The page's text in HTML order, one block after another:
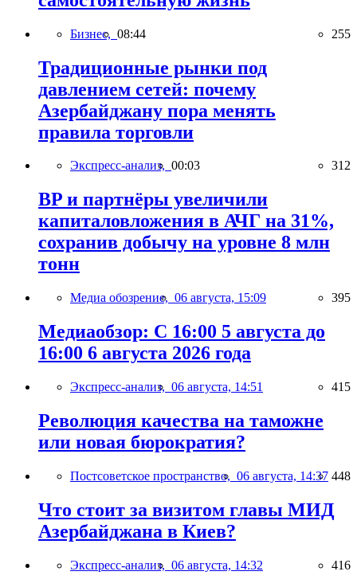
Бизнес, 08:44 255
Традиционные рынки под
давлением сетей: почему
Азербайджану пора менять
правила торговли
Экспресс-анализ, 00:03 312
BP и партнёры увеличили
капиталовложения в АЧГ на 31%,
сохранив добычу на уровне 8 млн
тонн
Медиа обозрение, 06 августа, 15:09 395
Медиаобзор: С 16:00 5 августа до
16:00 6 августа 2026 года
Экспресс-анализ, 06 августа, 14:51 415
Революция качества на таможне
или новая бюрократия?
Постсоветское пространство, 06 августа, 14:37 448
Что стоит за визитом главы МИД
Азербайджана в Киев?
Экспресс-анализ, 06 августа, 14:32 416